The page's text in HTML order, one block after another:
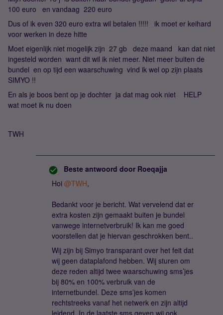
100 euro en vandaag 220 euro
Dus of ik even 320 euro extra wil betalen !!!!! ik moet er keihard
voor werken in deze hitte
Moet eigenlijk niet mogelijk zijn 27 gb deze maand kan dat niet
ingesteld worden want dit wil ik niet meer. Niet meer buiten de
bundel en op tijd een waarschuwing vind ik wel op zijn plaats
SIMYO !!
En als je boos bent op je dochter ja dat mag ook niet HELP
wat moet ik nu doen
TWH
Beste antwoord door Roeqajja
Hoi @TWH,
Bedankt voor je bericht. Wat vervelend dat er
extra kosten zijn gemaakt buiten je bundel
vanwege internetverbruik! Ik kan me goed
voorstellen dat je hiervan geschrokken bent..
Wij zijn bij Simyo transparant over het feit dat
wij geen dataplafond hebben. Wij sturen om
deze reden altijd twee waarschuwing sms’jes
bij 80% en 100% verbruik van de
internetbundel. Deze sms’jes komen
rechtstreeks vanaf het netwerk en zijn altijd
leidend. In de laatste sms geven wij ook